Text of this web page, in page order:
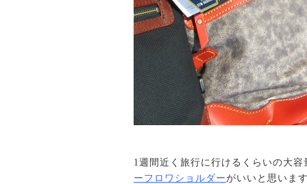
1週間近く旅行に行けるくらいの大
ーフロワショルダーがいいと思いま